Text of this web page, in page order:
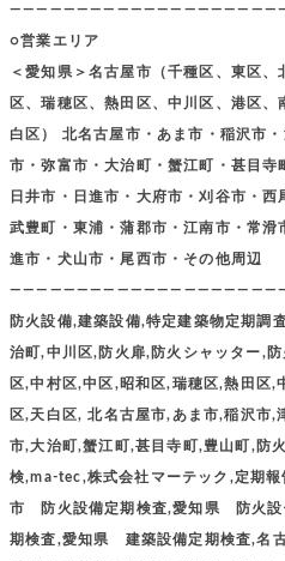
○営業エリア
＜愛知県＞名古屋市（千種区、東区
区、瑞穂区、熱田区、中川区、港区
白区） 北名古屋市・あま市・稲沢市
市・弥富市・大治町・蟹江町・甚目寺
日井市・日進市・大府市・刈谷市・西
武豊町・東浦・蒲郡市・江南市・常滑
進市・犬山市・尾西市・その他周辺
防火設備,建築設備,特定建築物定期調
治町,中川区,防火扉,防火シャッター,
区,中村区,中区,昭和区,瑞穂区,熱田区
区,天白区, 北名古屋市,あま市,稲沢市,
市,大治町,蟹江町,甚目寺町,豊山町,防
検,ma-tec,株式会社マーテック,定期
市 防火設備定期検査,愛知県 防火
期検査,愛知県 建築設備定期検査,名